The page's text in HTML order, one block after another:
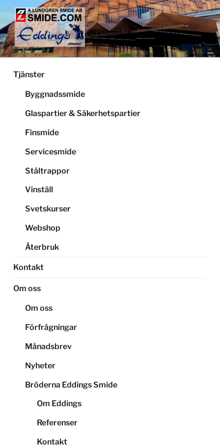
Hoppa
innehåll
LUNDGRENS SMIDE
Smide och glaspartier i Stockholm
Tjänster
Byggnadssmide
Glaspartier & Säkerhetspartier
Finsmide
Servicesmide
Ståltrappor
Vinställ
Svetskurser
Webshop
Återbruk
Kontakt
Om oss
Om oss
Förfrågningar
Månadsbrev
Nyheter
Bröderna Eddings Smide
Om Eddings
Referenser
Kontakt